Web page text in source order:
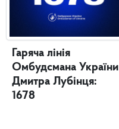
Гаряча лінія
Омбудсмана України
Дмитра Лубінця:
1678